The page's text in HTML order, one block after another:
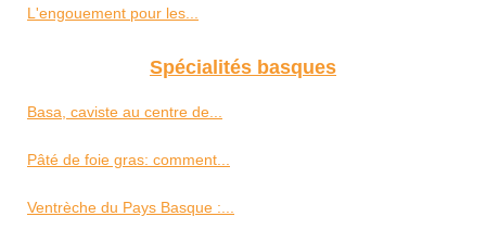
L'engouement pour les...
Spécialités basques
Basa, caviste au centre de...
Pâté de foie gras: comment...
Ventrèche du Pays Basque :...